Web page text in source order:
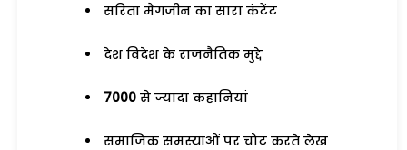
सरिता मैगजीन का सारा कंटेंट
देश विदेश के राजनैतिक मुद्दे
7000 से ज्यादा कहानियां
समाजिक समस्याओं पर चोट करते लेख